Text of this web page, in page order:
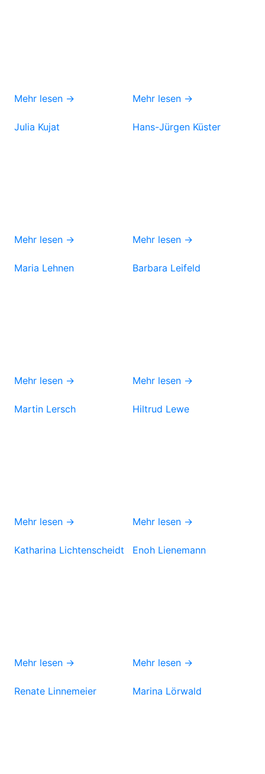
Mehr lesen → Mehr lesen →
Julia Kujat
Mehr lesen →
Hans-Jürgen Küster
Mehr lesen →
Maria Lehnen
Mehr lesen →
Barbara Leifeld
Mehr lesen →
Martin Lersch
Mehr lesen →
Hiltrud Lewe
Mehr lesen →
Katharina Lichtenscheidt
Mehr lesen →
Enoh Lienemann
Mehr lesen →
Renate Linnemeier Marina Lörwald